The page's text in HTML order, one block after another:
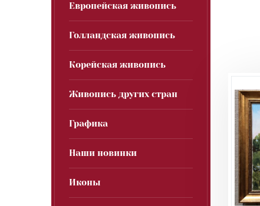
Европейская живопись
Голландская живопись
Корейская живопись
Живопись других стран
Графика
Наши новинки
Иконы